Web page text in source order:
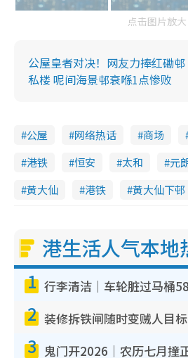
点击图片放大
公屋皇者对决！网友力捧红磡
私楼 呢间海景邨衰喺1点惨败
公屋 网络热话 商场
港铁
恒安 太和 元
黄大仙
港铁 黄大仙下邨
港生活人气本地
1
2
3